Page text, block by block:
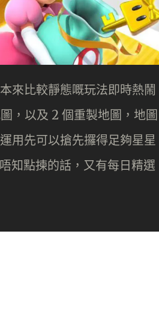
來比較靜態嘅玩法即時熱鬧
，以及 2 個重製地圖，地圖
用先可以搶先攞得足夠星星
知點揀的話，又有每日精選